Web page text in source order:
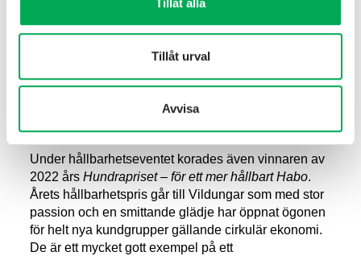
Tillåt alla
Tillåt urval
Avvisa
Vinnare av årets hållbarhetspris
2022
Under hållbarhetseventet korades även vinnaren av
2022 års Hundrapriset – för ett mer hållbart Habo.
Årets hållbarhetspris går till Vildungar som med stor
passion och en smittande glädje har öppnat ögonen
för helt nya kundgrupper gällande cirkulär ekonomi.
De är ett mycket gott exempel på ett